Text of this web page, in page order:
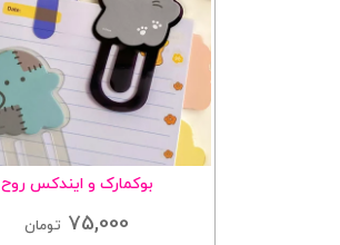
بوکمارک و ایندکس روح
75,000 تومان